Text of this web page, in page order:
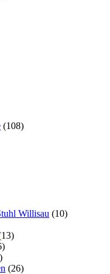
(108)
Willisau (10)
(26)